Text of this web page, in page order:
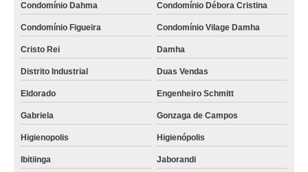
Condomínio Dahma Condomínio Débora Cristina
Condomínio Figueira Condomínio Vilage Damha
Cristo Rei Damha
Distrito Industrial Duas Vendas
Eldorado Engenheiro Schmitt
Gabriela Gonzaga de Campos
Higienopolis Higienópolis
Ibitiinga Jaborandi